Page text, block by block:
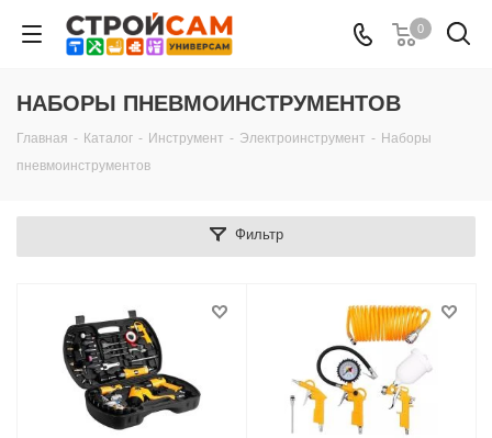
0
НАБОРЫ ПНЕВМОИНСТРУМЕНТОВ
Главная - Каталог - Инструмент - Электроинструмент - Наборы
пневмоинструментов
Фильтр